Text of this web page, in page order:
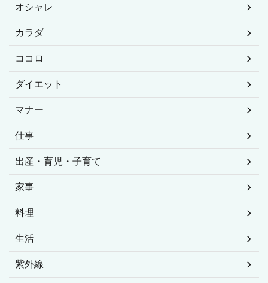
オシャレ
カラダ
ココロ
ダイエット
マナー
仕事
出産・育児・子育て
家事
料理
生活
紫外線